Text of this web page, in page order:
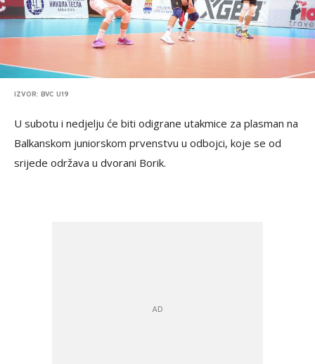
IZVOR: BVC U19
U subotu i nedjelju će biti odigrane utakmice za plasman na
Balkanskom juniorskom prvenstvu u odbojci, koje se od
srijede održava u dvorani Borik.